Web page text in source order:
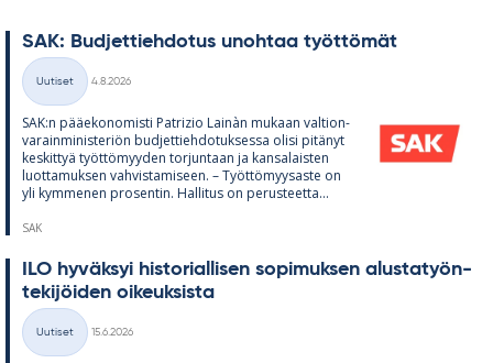
SAK: Bud­jet­tieh­do­tus unoh­taa työt­tö­mät
Kategoriat
Uutiset
4.8.2026
SAK:n pää­e­ko­no­misti Pat­rizio Lainàn mu­kaan val­tion­
va­rain­mi­nis­te­riön bud­jet­tieh­do­tuk­sessa olisi pi­tä­nyt
kes­kit­tyä työt­tö­myy­den tor­jun­taan ja kan­sa­lais­ten
luot­ta­muk­sen vah­vis­ta­mi­seen. – Työt­tö­myy­saste on
yli kym­me­nen pro­sen­tin. Hal­li­tus on pe­rus­teetta...
SAK
ILO hy­väk­syi his­to­rial­li­sen so­pi­muk­sen alus­ta­työn­
te­ki­jöi­den oi­keuk­sista
Kategoriat
Uutiset
15.6.2026